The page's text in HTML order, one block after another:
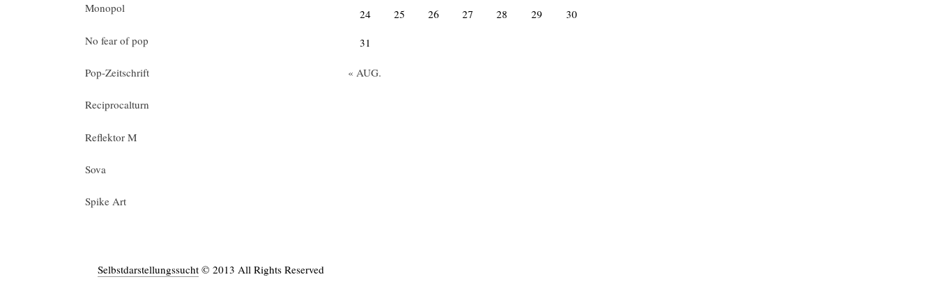
Monopol
No fear of pop
Pop-Zeitschrift
Reciprocalturn
Reflektor M
Sova
Spike Art
« AUG.
24 25 26 27 28 29 30
31
Selbstdarstellungssucht© 2013 All Rights Reserved